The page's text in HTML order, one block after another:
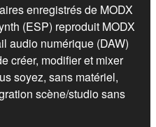
enregistrés de MODX
(ESP) reproduit MODX
audio numérique (DAW)
créer, modifier et mixer
soyez, sans matériel,
scène/studio sans